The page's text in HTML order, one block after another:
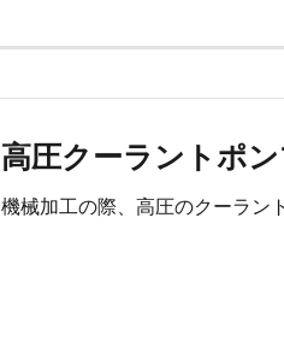
高圧クーラントポン
機械加工の際、高圧のクーラン